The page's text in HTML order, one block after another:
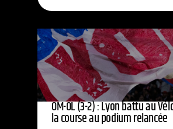
OM-OL (3-2) : Lyon battu au
la course au podium relancée